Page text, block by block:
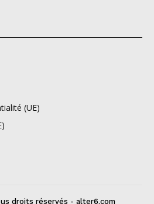
(UE)
droits réservés - alter6.com